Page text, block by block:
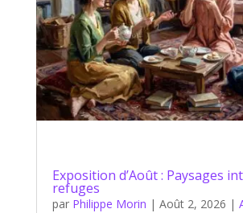
Exposition d’Août : Paysages
refuges
par Philippe Morin | Août 2, 2026 |